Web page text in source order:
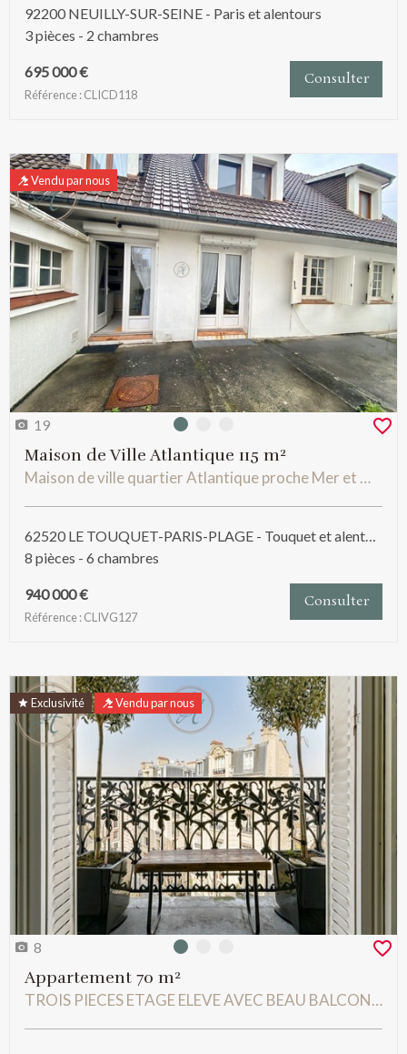
92200 NEUILLY-SUR-SEINE - Paris et alentours
3 pièces - 2 chambres
695 000 €
Référence : CLICD118
Consulter
Vendu par nous
19 Photo 0
Maison de Ville Atlantique 115 m²
Maison de ville quartier Atlantique proche Mer et Marché
62520 LE TOUQUET-PARIS-PLAGE - Touquet et alentours
8 pièces - 6 chambres
940 000 €
Référence : CLIVG127
Consulter
Exclusivité Vendu par nous
8 Photo 0
Appartement 70 m²
TROIS PIECES ETAGE ELEVE AVEC BEAU BALCON FILANT